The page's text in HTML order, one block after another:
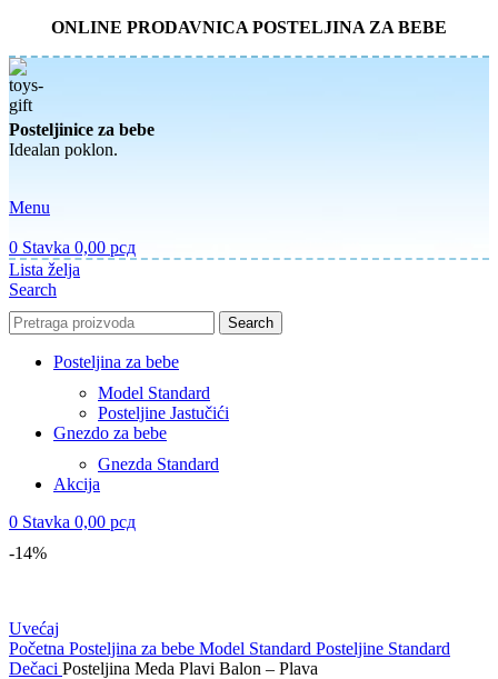
ONLINE PRODAVNICA POSTELJINA ZA BEBE
Posteljinice za bebe
Idealan poklon.
Menu
0 Stavka 0,00 рсд
Lista želja
Search
Search
Posteljina za bebe
Model Standard
Posteljine Jastučići
Gnezdo za bebe
Gnezda Standard
Akcija
0 Stavka 0,00 рсд
-14%
Uvećaj
Početna Posteljina za bebe Model Standard Posteljine Standard
Dečaci Posteljina Meda Plavi Balon – Plava